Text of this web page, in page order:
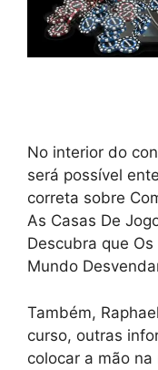
No interior do
será possível
correta sobre
As Casas De
Descubra que
Mundo
Também,
curso, outras
colocar a mão